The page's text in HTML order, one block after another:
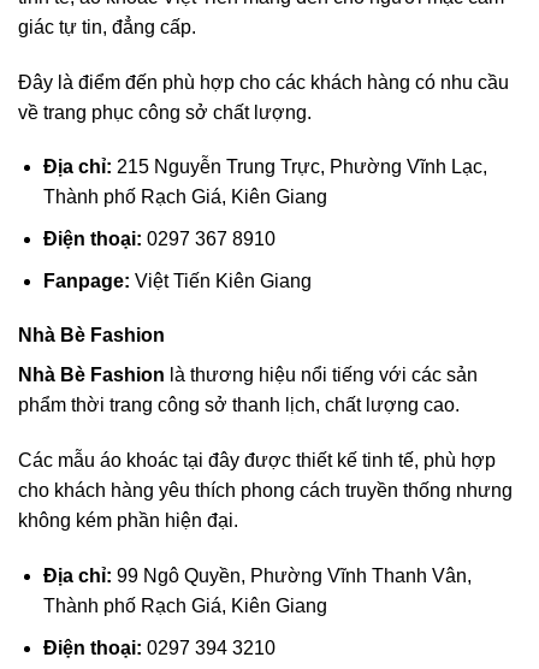
giác tự tin, đẳng cấp.
Đây là điểm đến phù hợp cho các khách hàng có nhu cầu
về trang phục công sở chất lượng.
Địa chỉ: 215 Nguyễn Trung Trực, Phường Vĩnh Lạc,
Thành phố Rạch Giá, Kiên Giang
Điện thoại: 0297 367 8910
Fanpage: Việt Tiến Kiên Giang
Nhà Bè Fashion
Nhà Bè Fashion là thương hiệu nổi tiếng với các sản
phẩm thời trang công sở thanh lịch, chất lượng cao.
Các mẫu áo khoác tại đây được thiết kế tinh tế, phù hợp
cho khách hàng yêu thích phong cách truyền thống nhưng
không kém phần hiện đại.
Địa chỉ: 99 Ngô Quyền, Phường Vĩnh Thanh Vân,
Thành phố Rạch Giá, Kiên Giang
Điện thoại: 0297 394 3210